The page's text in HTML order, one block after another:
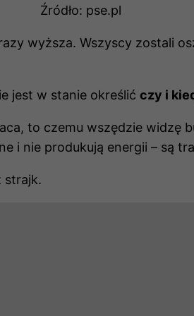
Źródło: pse.pl
wyższa. Wszyscy zostali
jest w stanie określić czy i
to czemu wszędzie
i nie produkują energii – są
strajk.
strony
Abyśmy mogli
funkcjonalność
i strukturę
strony